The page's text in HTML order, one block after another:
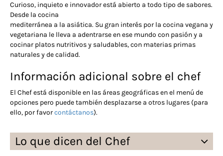
Curioso, inquieto e innovador está abierto a todo tipo de sabores.
Desde la cocina
mediterránea a la asiática. Su gran interés por la cocina vegana y
vegetariana le lleva a adentrarse en ese mundo con pasión y a
cocinar platos nutritivos y saludables, con materias primas
naturales y de calidad.
Información adicional sobre el chef
El Chef está disponible en las áreas geográficas en el menú de
opciones pero puede también desplazarse a otros lugares (para
ello, por favorcontáctanos).
Lo que dicen del Chef